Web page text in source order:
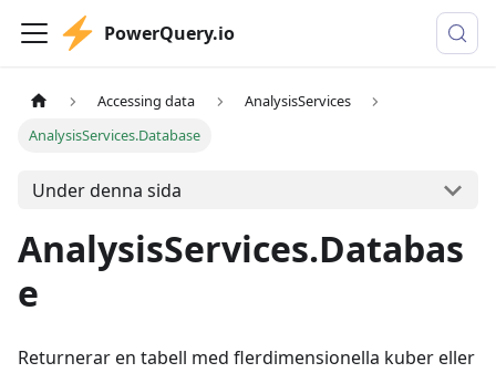
PowerQuery.io
Accessing data
AnalysisServices
AnalysisServices.Database
Under denna sida
AnalysisServices.Databas
e
Returnerar en tabell med flerdimensionella kuber eller